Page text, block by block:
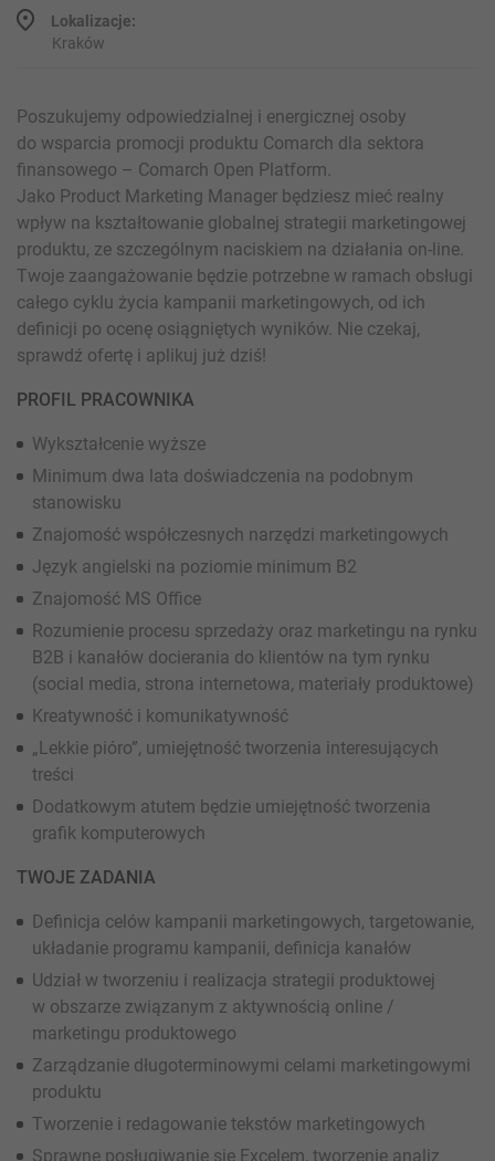
Lokalizacje:
Kraków
Poszukujemy odpowiedzialnej i energicznej osoby
do wsparcia promocji produktu Comarch dla sektora
finansowego – Comarch Open Platform.
Jako Product Marketing Manager będziesz mieć realny
wpływ na kształtowanie globalnej strategii marketingowej
produktu, ze szczególnym naciskiem na działania on-line.
Twoje zaangażowanie będzie potrzebne w ramach obsługi
całego cyklu życia kampanii marketingowych, od ich
definicji po ocenę osiągniętych wyników. Nie czekaj,
sprawdź ofertę i aplikuj już dziś!
PROFIL PRACOWNIKA
Wykształcenie wyższe
Minimum dwa lata doświadczenia na podobnym
stanowisku
Znajomość współczesnych narzędzi marketingowych
Język angielski na poziomie minimum B2
Znajomość MS Office
Rozumienie procesu sprzedaży oraz marketingu na rynku
B2B i kanałów docierania do klientów na tym rynku
(social media, strona internetowa, materiały produktowe)
Kreatywność i komunikatywność
„Lekkie pióro”, umiejętność tworzenia interesujących
treści
Dodatkowym atutem będzie umiejętność tworzenia
grafik komputerowych
TWOJE ZADANIA
Definicja celów kampanii marketingowych, targetowanie,
układanie programu kampanii, definicja kanałów
Udział w tworzeniu i realizacja strategii produktowej
w obszarze związanym z aktywnością online /
marketingu produktowego
Zarządzanie długoterminowymi celami marketingowymi
produktu
Tworzenie i redagowanie tekstów marketingowych
Sprawne posługiwanie się Excelem, tworzenie analiz